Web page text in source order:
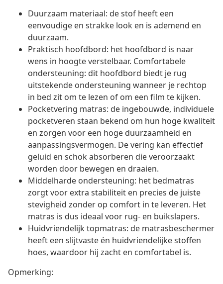
Duurzaam materiaal: de stof heeft een
eenvoudige en strakke look en is ademend en
duurzaam.
Praktisch hoofdbord: het hoofdbord is naar
wens in hoogte verstelbaar. Comfortabele
ondersteuning: dit hoofdbord biedt je rug
uitstekende ondersteuning wanneer je rechtop
in bed zit om te lezen of om een film te kijken.
Pocketvering matras: de ingebouwde, individuele
pocketveren staan bekend om hun hoge kwaliteit
en zorgen voor een hoge duurzaamheid en
aanpassingsvermogen. De vering kan effectief
geluid en schok absorberen die veroorzaakt
worden door bewegen en draaien.
Middelharde ondersteuning: het bedmatras
zorgt voor extra stabiliteit en precies de juiste
stevigheid zonder op comfort in te leveren. Het
matras is dus ideaal voor rug- en buikslapers.
Huidvriendelijk topmatras: de matrasbeschermer
heeft een slijtvaste én huidvriendelijke stoffen
hoes, waardoor hij zacht en comfortabel is.
Opmerking: